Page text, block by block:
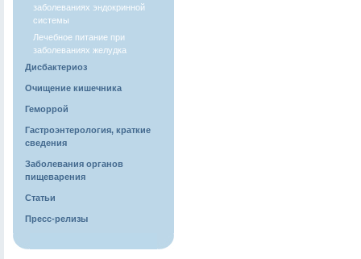
заболеваниях эндокринной
системы
Лечебное питание при
заболеваниях желудка
Дисбактериоз
Очищение кишечника
Геморрой
Гастроэнтерология, краткие
сведения
Заболевания органов
пищеварения
Статьи
Пресс-релизы